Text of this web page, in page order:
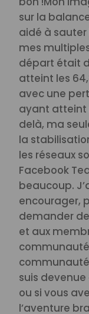
sur la
aidé à sauter
mes
départ était
atteint les
avec une
ayant atteint
delà, ma
la
les réseaux
Facebook
beaucoup.
encourager,
demander
et aux
communauté
suis devenue
ou si vous
l’aventure